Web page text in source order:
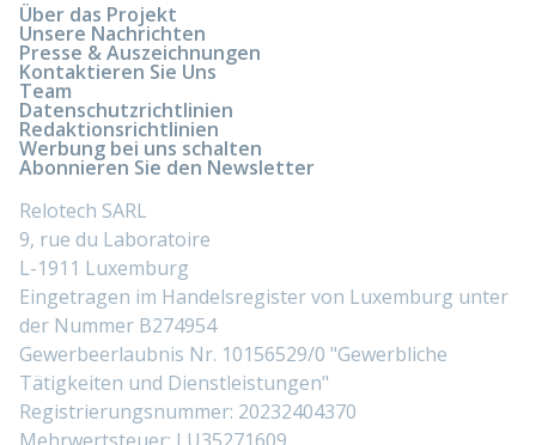
Über das Projekt
Unsere Nachrichten
Presse & Auszeichnungen
Kontaktieren Sie Uns
Team
Datenschutzrichtlinien
Redaktionsrichtlinien
Werbung bei uns schalten
Abonnieren Sie den Newsletter
Relotech SARL
9, rue du Laboratoire
L-1911 Luxemburg
Eingetragen im Handelsregister von Luxemburg unter
der Nummer B274954
Gewerbeerlaubnis Nr. 10156529/0 "Gewerbliche
Tätigkeiten und Dienstleistungen"
Registrierungsnummer: 20232404370